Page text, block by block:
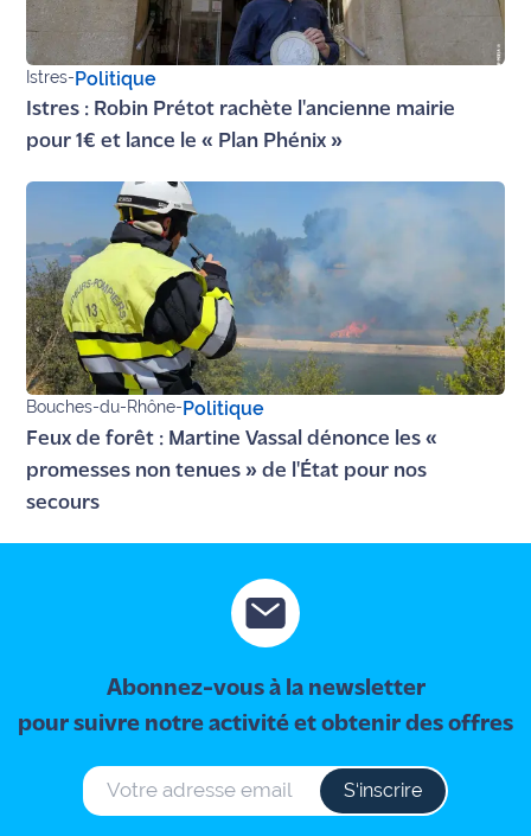
Istres-Politique
Istres : Robin Prétot rachète l'ancienne mairie
pour 1€ et lance le « Plan Phénix »
Bouches-du-Rhône-Politique
Feux de forêt : Martine Vassal dénonce les «
promesses non tenues » de l'État pour nos
secours
Abonnez-vous à la newsletter
pour suivre notre activité et obtenir des offres
S‘inscrire